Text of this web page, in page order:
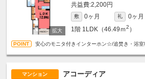
2,200円
敷 0ヶ月 礼
0ヶ月
1階 1LDK（46.49ｍ2 ）
安心のモニタ付きインターホン☆/追焚き・浴室
マンション アコーディア